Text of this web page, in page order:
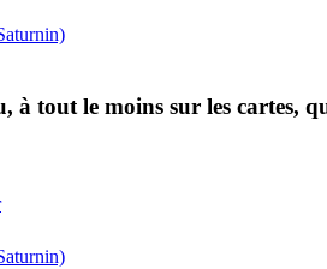
à tout le moins sur les cartes,